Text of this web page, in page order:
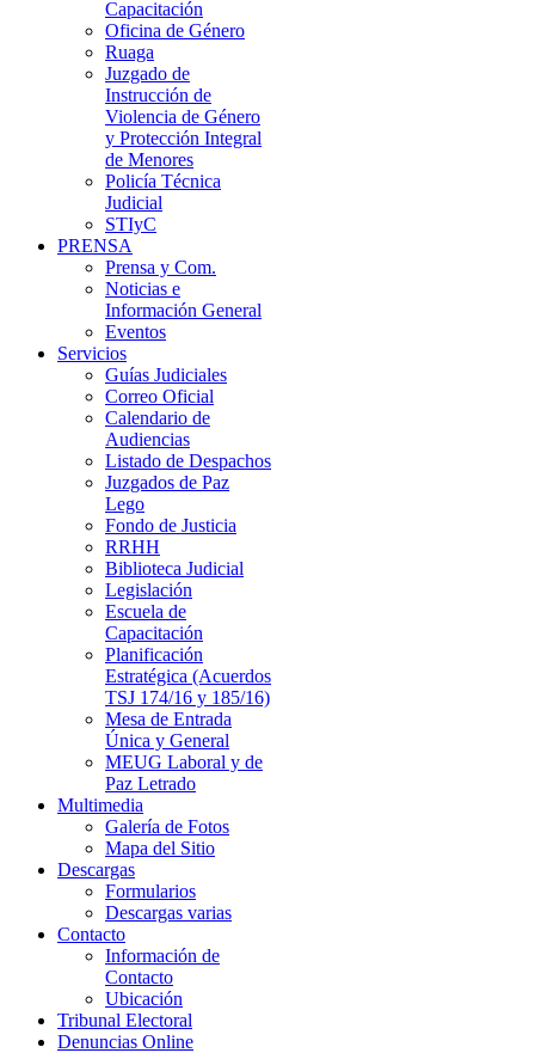
Capacitación
Oficina de Género
Ruaga
Juzgado de
Instrucción de
Violencia de Género
y Protección Integral
de Menores
Policía Técnica
Judicial
STIyC
PRENSA
Prensa y Com.
Noticias e
Información General
Eventos
Servicios
Guías Judiciales
Correo Oficial
Calendario de
Audiencias
Listado de Despachos
Juzgados de Paz
Lego
Fondo de Justicia
RRHH
Biblioteca Judicial
Legislación
Escuela de
Capacitación
Planificación
Estratégica (Acuerdos
TSJ 174/16 y 185/16)
Mesa de Entrada
Única y General
MEUG Laboral y de
Paz Letrado
Multimedia
Galería de Fotos
Mapa del Sitio
Descargas
Formularios
Descargas varias
Contacto
Información de
Contacto
Ubicación
Tribunal Electoral
Denuncias Online